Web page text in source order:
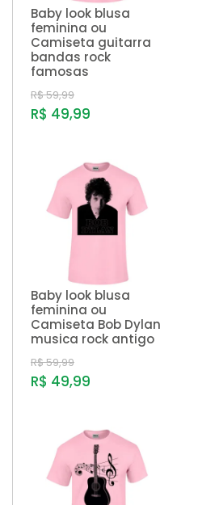
Baby look blusa
feminina ou
Camiseta guitarra
bandas rock
famosas
R$ 59,99
R$ 49,99
Baby look blusa
feminina ou
Camiseta Bob Dylan
musica rock antigo
R$ 59,99
R$ 49,99